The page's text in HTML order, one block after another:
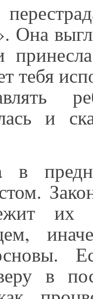
Она
тебя
и
в